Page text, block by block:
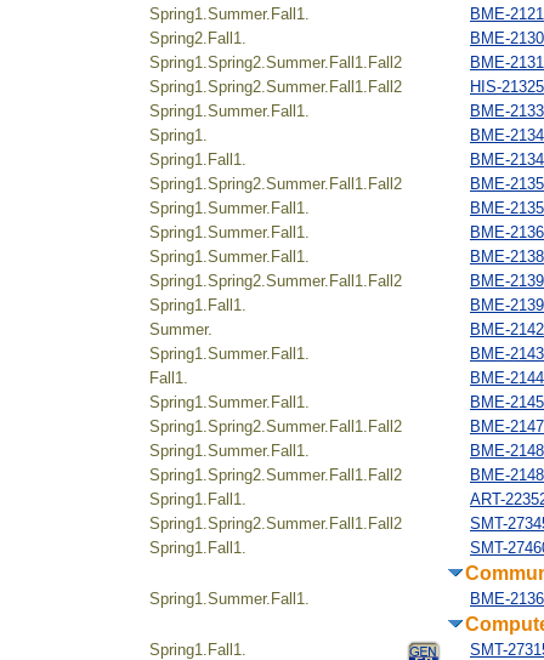
Spring1.Summer.Fall1.
BME-
Spring2.Fall1.
BME-
Spring1.Spring2.Summer.Fall1.Fall2
BME-
Spring1.Spring2.Summer.Fall1.Fall2
HIS-
Spring1.Summer.Fall1.
BME-
Spring1.
BME-
Spring1.Fall1.
BME-
Spring1.Spring2.Summer.Fall1.Fall2
BME-
Spring1.Summer.Fall1.
BME-
Spring1.Summer.Fall1.
BME-
Spring1.Summer.Fall1.
BME-
Spring1.Spring2.Summer.Fall1.Fall2
BME-
Spring1.Fall1.
BME-
Summer.
BME-
Spring1.Summer.Fall1.
BME-
Fall1.
BME-
Spring1.Summer.Fall1.
BME-
Spring1.Spring2.Summer.Fall1.Fall2
BME-
Spring1.Summer.Fall1.
BME-
Spring1.Spring2.Summer.Fall1.Fall2
BME-
Spring1.Fall1.
ART-
Spring1.Spring2.Summer.Fall1.Fall2
SMT-
Spring1.Fall1.
SMT-
Spring1.Summer.Fall1. BME-
Spring1.Fall1.
SMT-